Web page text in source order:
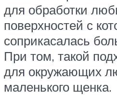
для обработки
поверхностей с
соприкасалась
При том, такой
для окружающих
маленького щенка.